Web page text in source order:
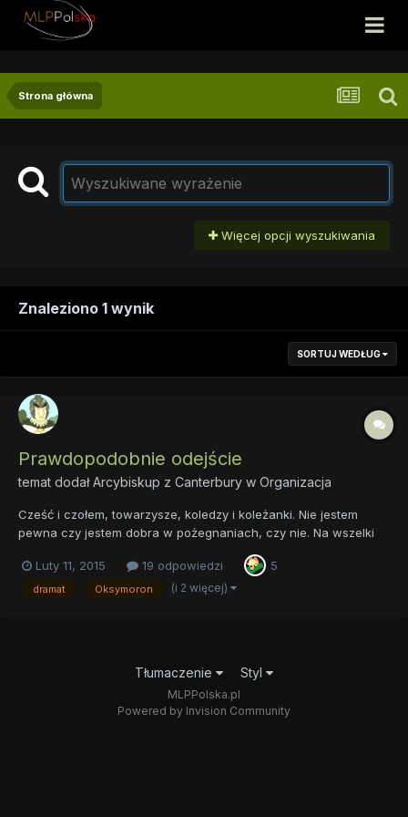
Strona główna
Więcej opcji wyszukiwania
Znaleziono 1 wynik
SORTUJ WEDŁUG
Prawdopodobnie odejście
temat dodałArcybiskup z Canterbury w Organizacja
Cześć i czołem, towarzysze, koledzy i koleżanki. Nie jestem
pewna czy jestem dobra w pożegnaniach, czy nie. Na wszelki
za odpierdolenie najgorszego dramatu w dziejach forum. Jest to
w zasadzie temat dla ludzi, którzy byli mi bliscy, z k...
Luty 11, 2015 19 odpowiedzi 5
dramat Oksymoron (i 2 więcej)
Tłumaczenie Styl
MLPPolska.pl
Powered by Invision Community